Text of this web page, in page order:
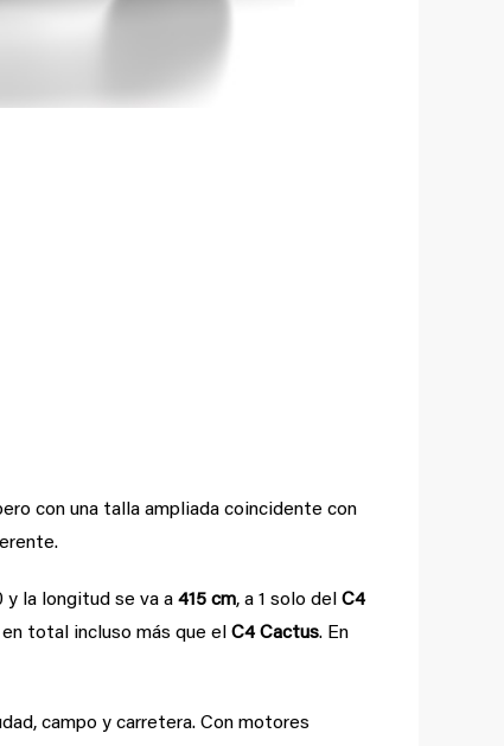
con una talla ampliada coincidente con
y la longitud se va a 415 cm, a 1 solo del C4
total incluso más que el C4 Cactus. En
campo y carretera. Con motores